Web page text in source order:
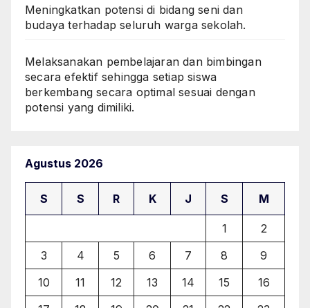
Meningkatkan potensi di bidang seni dan
budaya terhadap seluruh warga sekolah.
Melaksanakan pembelajaran dan bimbingan
secara efektif sehingga setiap siswa
berkembang secara optimal sesuai dengan
potensi yang dimiliki.
Agustus 2026
S S R K J S M
1
2
3
4 5 6 7 8
9
10
11 12 13 14 15
16